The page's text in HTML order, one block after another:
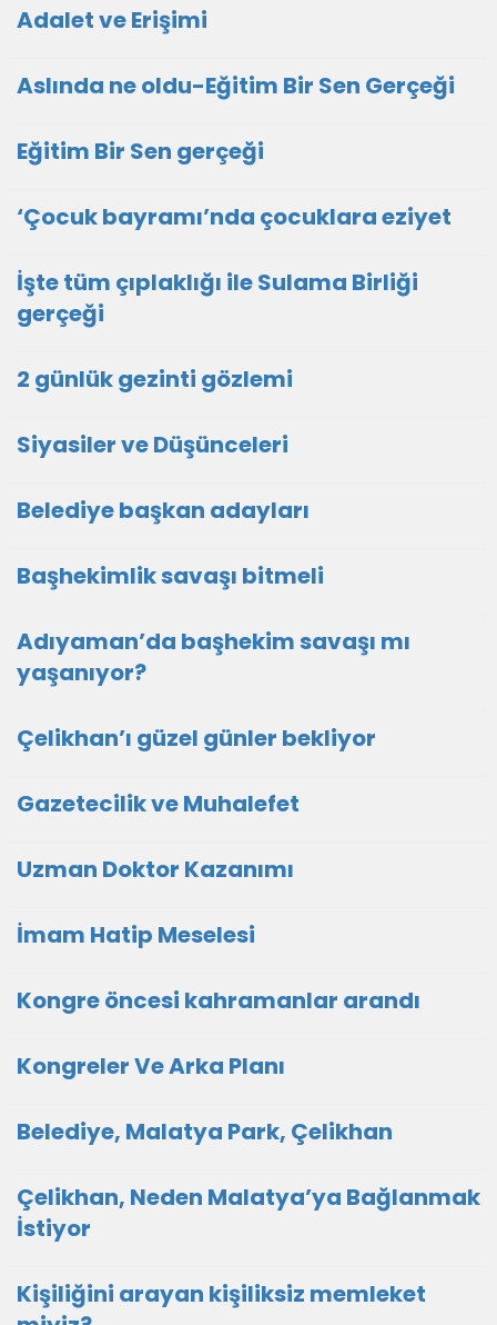
Adalet ve Erişimi
Aslında ne oldu-Eğitim Bir Sen Gerçeği
Eğitim Bir Sen gerçeği
‘Çocuk bayramı’nda çocuklara eziyet
İşte tüm çıplaklığı ile Sulama Birliği
gerçeği
2 günlük gezinti gözlemi
Siyasiler ve Düşünceleri
Belediye başkan adayları
Başhekimlik savaşı bitmeli
Adıyaman’da başhekim savaşı mı
yaşanıyor?
Çelikhan’ı güzel günler bekliyor
Gazetecilik ve Muhalefet
Uzman Doktor Kazanımı
İmam Hatip Meselesi
Kongre öncesi kahramanlar arandı
Kongreler Ve Arka Planı
Belediye, Malatya Park, Çelikhan
Çelikhan, Neden Malatya’ya Bağlanmak
İstiyor
Kişiliğini arayan kişiliksiz memleket